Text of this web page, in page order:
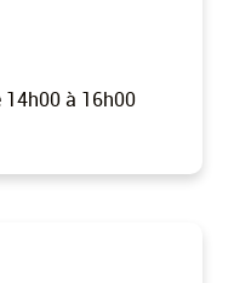
14h00 à 16h00